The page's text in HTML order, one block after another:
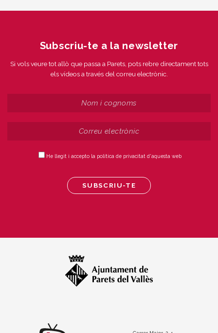
Subscriu-te a la newsletter
Si vols veure tot allò que passa a Parets, pots rebre directament tots
els vídeos a través del correu electrònic.
He llegit i accepto la política de privacitat d'aquesta web